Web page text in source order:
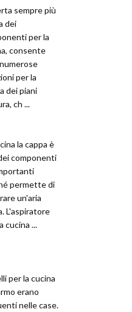
sempre più
dei
per la
consente
per la
dei piani
ch ...
la cappa è
componenti
permette di
un'aria
L'aspiratore
cucina ...
per la cucina
erano
nelle case.